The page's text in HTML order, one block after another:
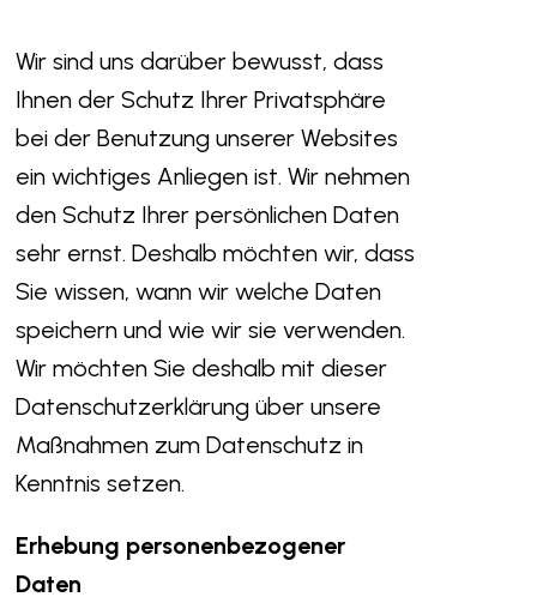
Wir sind uns darüber bewusst, dass
Ihnen der Schutz Ihrer Privatsphäre
bei der Benutzung unserer Websites
ein wichtiges Anliegen ist. Wir nehmen
den Schutz Ihrer persönlichen Daten
sehr ernst. Deshalb möchten wir, dass
Sie wissen, wann wir welche Daten
speichern und wie wir sie verwenden.
Wir möchten Sie deshalb mit dieser
Datenschutzerklärung über unsere
Maßnahmen zum Datenschutz in
Kenntnis setzen.
Erhebung personenbezogener
Daten